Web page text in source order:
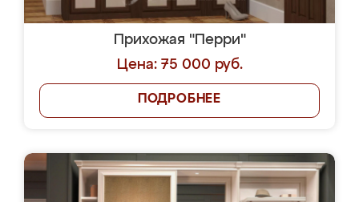
Прихожая "Перри"
Цена: 75 000 руб.
ПОДРОБНЕЕ